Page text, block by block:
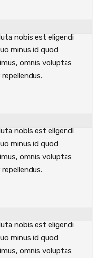
nobis est eligendi
minus id quod
omnis voluptas
nobis est eligendi
minus id quod
omnis voluptas
nobis est eligendi
minus id quod
omnis voluptas